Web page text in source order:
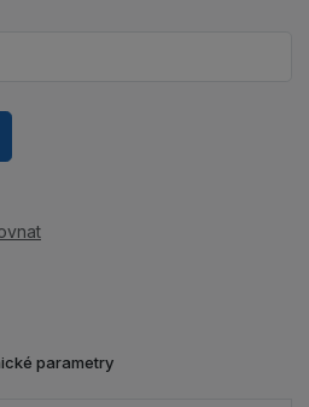
parametry